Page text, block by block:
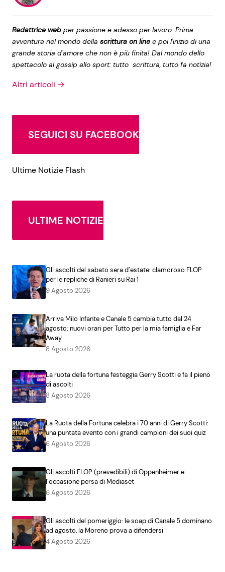
Redattrice web per passione e adesso per lavoro. Prima
avventura nel mondo della scrittura on line e poi l'inizio di una
grande storia d'amore che non è più finita! Dal mondo dello
spettacolo al gossip allo sport: tutto scrittura, tutto fa notizia!
Altri articoli →
SEGUICI SU FACEBOOK
Ultime Notizie Flash
ULTIME NOTIZIE
Gli ascolti del sabato sera d’estate: clamoroso FLOP
per le repliche di Ranieri su Rai 1
9 Agosto 2026
Arriva Milo Infante e Canale 5 cambia tutto dal 24
agosto: nuovi orari per Tutto per la mia famiglia e Far
Away
8 Agosto 2026
La ruota della fortuna festeggia Gerry Scotti e fa il pieno
di ascolti
8 Agosto 2026
La Ruota della Fortuna celebra i 70 anni di Gerry Scotti:
una puntata evento con i grandi campioni dei suoi quiz
6 Agosto 2026
Gli ascolti FLOP (prevedibili) di Oppenheimer e
l’occasione persa di Mediaset
6 Agosto 2026
Gli ascolti del pomeriggio: le soap di Canale 5 dominano
ad agosto, la Moreno prova a difendersi
4 Agosto 2026